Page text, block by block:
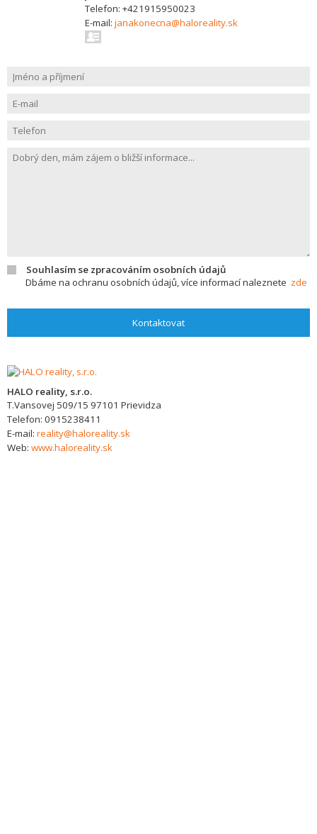
Telefon: +421915950023
E-mail: janakonecna@haloreality.sk
Souhlasím se zpracováním osobních údajů
Dbáme na ochranu osobních údajů, více informací naleznete zde
Kontaktovat
HALO reality, s.r.o.
T.Vansovej 509/15 97101 Prievidza
Telefon: 0915238411
E-mail: reality@haloreality.sk
Web: www.haloreality.sk